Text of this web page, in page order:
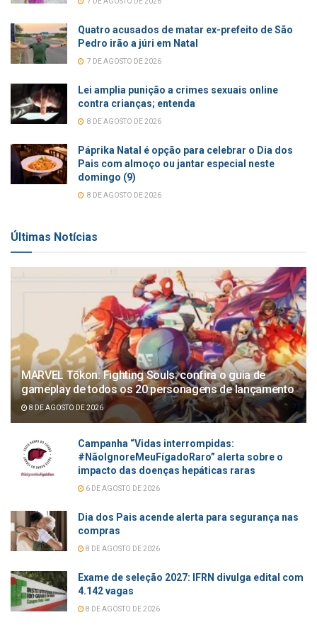
Quatro acusados de matar ex-prefeito de São
Pedro irão a júri em Natal
7 DE AGOSTO DE 2026
Lei amplia punição a crimes sexuais online
contra crianças; entenda
8 DE AGOSTO DE 2026
Páprika Natal é opção para celebrar o Dia dos
Pais com almoço ou jantar especial neste
domingo (9)
8 DE AGOSTO DE 2026
Últimas Notícias
MARVEL Tōkon: Fighting Souls: confira o guia de
gameplay de todos os 20 personagens de lançamento
8 DE AGOSTO DE 2026
Campanha “Vidas interrompidas:
#NãoIgnoreMeuFígadoRaro” alerta sobre o
impacto das doenças hepáticas raras
6 DE AGOSTO DE 2026
Dia dos Pais acende alerta para segurança nas
compras
8 DE AGOSTO DE 2026
Exame de seleção 2027: IFRN divulga edital com
4.142 vagas
8 DE AGOSTO DE 2026